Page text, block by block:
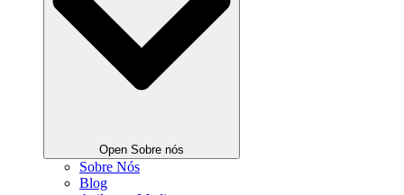
Open Sobre nós
Sobre Nós
Blog